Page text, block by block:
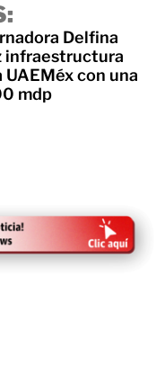
Delfina
infraestructura
con una
mdp